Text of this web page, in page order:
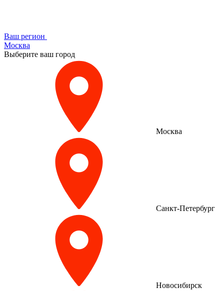
Ваш регион
Москва
Выберите ваш город
Москва
Санкт-Петербург
Новосибирск